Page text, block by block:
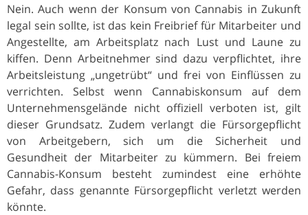
Nein. Auch wenn der Konsum von Cannabis in Zukunft
legal sein sollte, ist das kein Freibrief für Mitarbeiter und
Angestellte, am Arbeitsplatz nach Lust und Laune zu
kiffen. Denn Arbeitnehmer sind dazu verpflichtet, ihre
Arbeitsleistung „ungetrübt“ und frei von Einflüssen zu
verrichten. Selbst wenn Cannabiskonsum auf dem
Unternehmensgelände nicht offiziell verboten ist, gilt
dieser Grundsatz. Zudem verlangt die Fürsorgepflicht
von Arbeitgebern, sich um die Sicherheit und
Gesundheit der Mitarbeiter zu kümmern. Bei freiem
Cannabis-Konsum besteht zumindest eine erhöhte
Gefahr, dass genannte Fürsorgepflicht verletzt werden
könnte.